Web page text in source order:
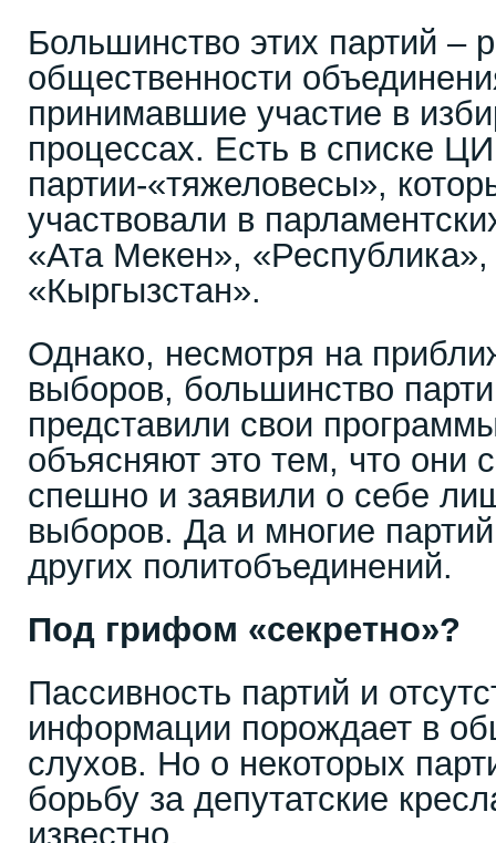
Большинство этих партий –
общественности
принимавшие участие в
процессах. Есть в списке
партии-«тяжеловесы»,
участвовали в
«Ата Мекен»,
«Кыргызстан».
Однако, несмотря на
выборов, большинство
представили свои
объясняют это тем, что они
спешно и заявили о себе
выборов. Да и многие
других политобъединений.
Под грифом «секретно»?
Пассивность партий и
информации порождает в
слухов. Но о некоторых
борьбу за депутатские
известно.